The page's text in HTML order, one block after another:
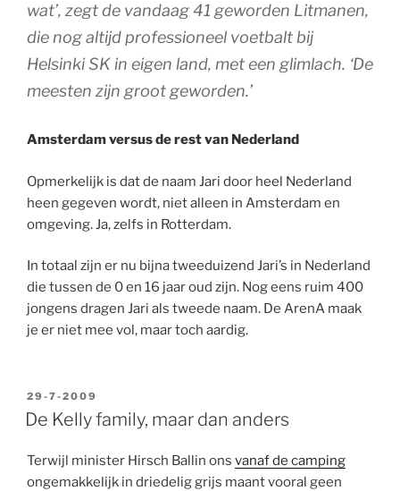
wat’, zegt de vandaag 41 geworden Litmanen,
die nog altijd professioneel voetbalt bij
Helsinki SK in eigen land, met een glimlach. ‘De
meesten zijn groot geworden.’
Amsterdam versus de rest van Nederland
Opmerkelijk is dat de naam Jari door heel Nederland
heen gegeven wordt, niet alleen in Amsterdam en
omgeving. Ja, zelfs in Rotterdam.
In totaal zijn er nu bijna tweeduizend Jari’s in Nederland
die tussen de 0 en 16 jaar oud zijn. Nog eens ruim 400
jongens dragen Jari als tweede naam. De ArenA maak
je er niet mee vol, maar toch aardig.
GEPLAATST
OP
29-7-2009
De Kelly family, maar dan anders
Terwijl minister Hirsch Ballin ons vanaf de camping
ongemakkelijk in driedelig grijs maant vooral geen